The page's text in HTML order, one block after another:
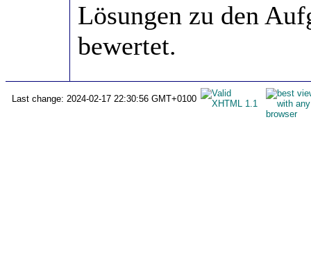
Lösungen zu den
bewertet.
Last change: 2024-02-17 22:30:56 GMT+0100